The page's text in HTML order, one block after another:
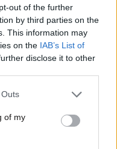
out of the further
by third parties on the
This information may
on the IAB’s List of
disclose it to other
one or more Google
You may click to
its third-party tags to
in below Google
of my